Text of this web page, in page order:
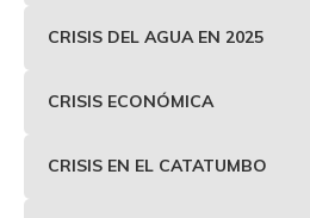
CRISIS DEL AGUA EN 2025
CRISIS ECONÓMICA
CRISIS EN EL CATATUMBO